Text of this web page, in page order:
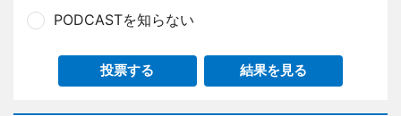
PODCASTを知らない
投票する 結果を見る